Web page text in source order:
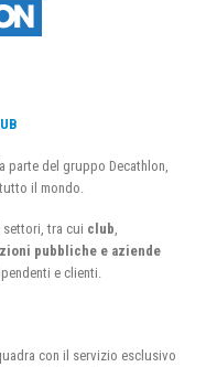
del gruppo Decathlon,
il mondo.
settori, tra cui club
pubbliche e aziende
e clienti.
con il servizio esclusivo